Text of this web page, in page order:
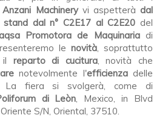
Anzani Machineryvi aspetteràdal
stand dal n° C2E17 al C2E20 del
Promotora de Maquinariadi
le novità, soprattutto
il reparto di cucitura, novità che
notevolmente l'efficienza delle
La fiera si svolgerà, come di
di Leòn, Mexico, in Blvd
S/N, Oriental, 37510.